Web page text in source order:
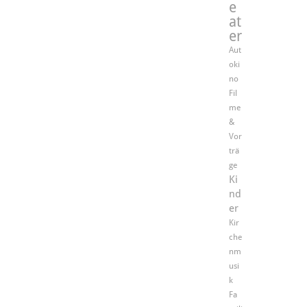
e
at
er
Aut
oki
no
Fil
me
&
Vor
trä
ge
Ki
nd
er
Kir
che
nm
usi
k
Fa